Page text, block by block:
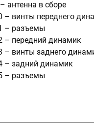
антенна в сборе
– винты переднего
– разъемы
– передний динамик
– винты заднего
– задний динамик
– разъемы